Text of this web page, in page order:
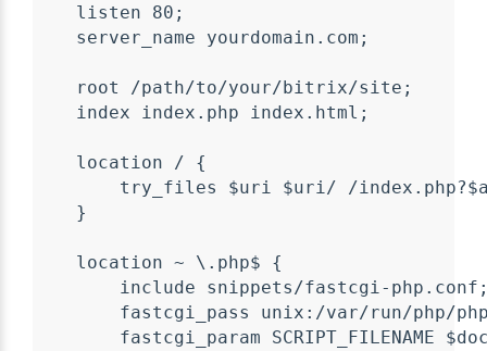
    listen 80;
    server_name yourdomain.com;
    root /path/to/your/bitrix/site;
    index index.php index.html;
    location / {
try_files $uri $uri/ /
    }
    location ~ \.php$ {
include snippets/fastcgi-
fastcgi_pass unix:/var/run/php/
fastcgi_param SCRIPT_FILENAME